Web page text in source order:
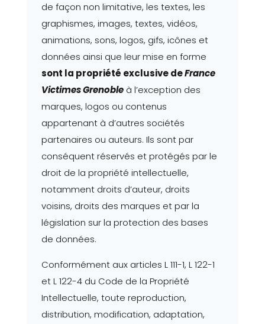
de façon non limitative, les textes, les
graphismes, images, textes, vidéos,
animations, sons, logos, gifs, icônes et
données ainsi que leur mise en forme
sont la propriété exclusive deFrance
Victimes Grenobleà l’exception des
marques, logos ou contenus
appartenant à d’autres sociétés
partenaires ou auteurs. Ils sont par
conséquent réservés et protégés par le
droit de la propriété intellectuelle,
notamment droits d’auteur, droits
voisins, droits des marques et par la
législation sur la protection des bases
de données.
Conformément aux articles L 111-1, L 122-1
et L 122-4 du Code de la Propriété
Intellectuelle, toute reproduction,
distribution, modification, adaptation,